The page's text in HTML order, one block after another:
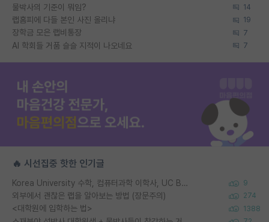
물박사의 기준이 뭐임? 14
랩홈피에 다들 본인 사진 올리냐 19
장학금 모은 랩비통장 7
AI 학회들 거품 슬슬 지적이 나오네요 7
🔥 시선집중 핫한 인기글
Korea University 수학, 컴퓨터과학 이학사, UC Berkeley 산업공학 대학원 공학박사가 되는 것은 쉽지 않겠죠? 9
외부에서 괜찮은 랩을 알아보는 방법 (장문주의) 274
<대학원에 입학하는 법> 1388